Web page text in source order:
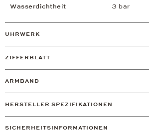
Wasserdichtheit
3 bar
UHRWERK
ZIFFERBLATT
ARMBAND
HERSTELLER SPEZIFIKATIONEN
SICHERHEITSINFORMATIONEN